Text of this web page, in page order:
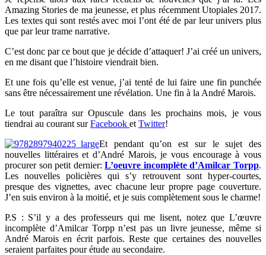
Amazing Stories de ma jeunesse, et plus récemment Utopiales 2017.
Les textes qui sont restés avec moi l’ont été de par leur univers plus
que par leur trame narrative.
C’est donc par ce bout que je décide d’attaquer! J’ai créé un univers,
en me disant que l’histoire viendrait bien.
Et une fois qu’elle est venue, j’ai tenté de lui faire une fin punchée
sans être nécessairement une révélation. Une fin à la André Marois.
Le tout paraîtra sur Opuscule dans les prochains mois, je vous
tiendrai au courant surFacebook et Twitter!
Et pendant qu’on est sur le sujet des
nouvelles littéraires et d’André Marois, je vous encourage à vous
procurer son petit dernier:L’oeuvre incomplète d’Amilcar Torpp.
Les nouvelles policières qui s’y retrouvent sont hyper-courtes,
presque des vignettes, avec chacune leur propre page couverture.
J’en suis environ à la moitié, et je suis complètement sous le charme!
P.S : S’il y a des professeurs qui me lisent, notez que L’œuvre
incomplète d’Amilcar Torpp n’est pas un livre jeunesse, même si
André Marois en écrit parfois. Reste que certaines des nouvelles
seraient parfaites pour étude au secondaire.